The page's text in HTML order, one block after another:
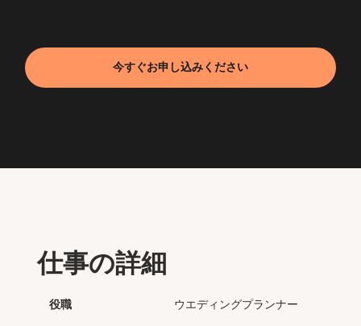
今すぐお申し込みください
仕事の詳細
役職 ウエディングプランナー